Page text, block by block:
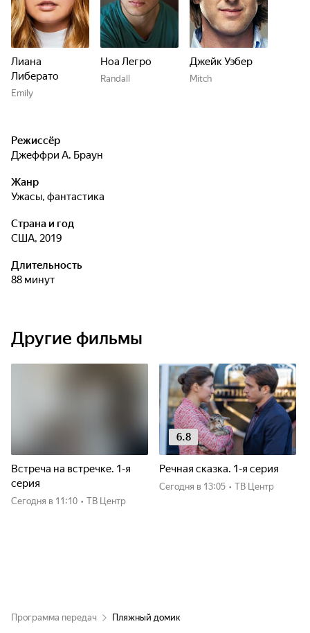
Лиана
Либерато
Emily
Ноа Легро
Randall
Джейк Уэбер
Mitch
Режиссёр
Джеффри А. Браун
Жанр
ужасы, фантастика
Страна и год
США, 2019
Длительность
88 минут
Другие фильмы
Встреча на встречке. 1-я
серия
Сегодня в 11:10 • ТВ Центр
6.8
Речная сказка. 1-я серия
Сегодня в 13:05 • ТВ Центр
Программа передач Пляжный домик